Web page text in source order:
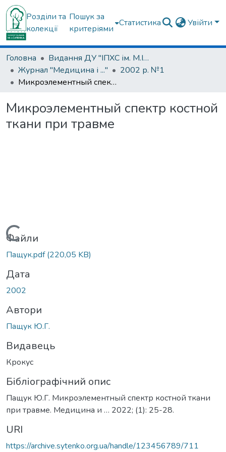
Розділи та
колекції
Пошук за
критеріями
Статистика Увійти
Головна
Видання ДУ "ІПХС ім. М.І.Ситенка"
Журнал "Медицина і ..."
2002 р. №1
Микроэлементный спектр костной ткани при травме
Микроэлементный спектр костной
ткани при травме
Вантажиться...
Файли
Пащук.pdf(220,05 KB)
Дата
2002
Автори
Пащук Ю.Г.
Видавець
Крокус
Бібліографічний опис
Пащук Ю.Г. Микроэлементный спектр костной ткани
при травме. Медицина и … 2022; (1): 25-28.
URI
https://archive.sytenko.org.ua/handle/123456789/711